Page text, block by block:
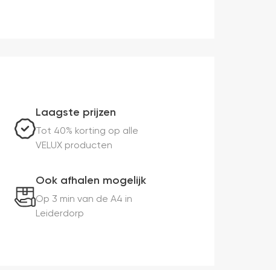
Laagste prijzen
Tot 40% korting op alle
VELUX producten
Ook afhalen mogelijk
Op 3 min van de A4 in
Leiderdorp